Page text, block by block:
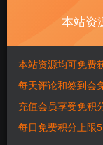
六九网单
2个月前更新
此内容为付费资源
付费资源
本站资
本站资源均可免费
每天评论和签到会
充值会员享受免积
每日免费积分上限